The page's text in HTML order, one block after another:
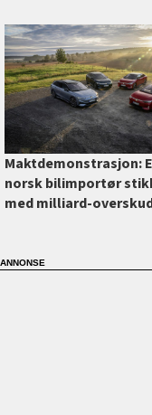
Maktdemonstrasjon:
norsk bilimportør
med milliard-